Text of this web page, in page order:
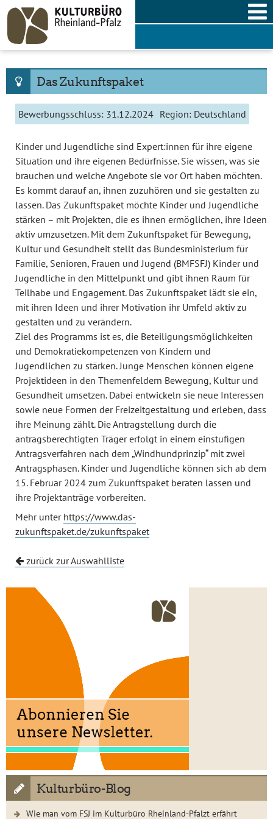
Skip
content
Das Zukunftspaket
Bewerbungsschluss: 31.12.2024 Region: Deutschland
Kinder und Jugendliche sind Expert:innen für ihre eigene
Situation und ihre eigenen Bedürfnisse. Sie wissen, was sie
brauchen und welche Angebote sie vor Ort haben möchten.
Es kommt darauf an, ihnen zuzuhören und sie gestalten zu
lassen. Das Zukunftspaket möchte Kinder und Jugendliche
stärken – mit Projekten, die es ihnen ermöglichen, ihre Ideen
aktiv umzusetzen. Mit dem Zukunftspaket für Bewegung,
Kultur und Gesundheit stellt das Bundesministerium für
Familie, Senioren, Frauen und Jugend (BMFSFJ) Kinder und
Jugendliche in den Mittelpunkt und gibt ihnen Raum für
Teilhabe und Engagement. Das Zukunftspaket lädt sie ein,
mit ihren Ideen und ihrer Motivation ihr Umfeld aktiv zu
gestalten und zu verändern.
Ziel des Programms ist es, die Beteiligungsmöglichkeiten
und Demokratiekompetenzen von Kindern und
Jugendlichen zu stärken. Junge Menschen können eigene
Projektideen in den Themenfeldern Bewegung, Kultur und
Gesundheit umsetzen. Dabei entwickeln sie neue Interessen
sowie neue Formen der Freizeitgestaltung und erleben, dass
ihre Meinung zählt. Die Antragstellung durch die
antragsberechtigten Träger erfolgt in einem einstufigen
Antragsverfahren nach dem „Windhundprinzip“ mit zwei
Antragsphasen. Kinder und Jugendliche können sich ab dem
15. Februar 2024 zum Zukunftspaket beraten lassen und
ihre Projektanträge vorbereiten.
Mehr unter https://www.das-
zukunftspaket.de/zukunftspaket
zurück zur Auswahlliste
Kulturbüro-Blog
Wie man vom FSJ im Kulturbüro Rheinland-Pfalzt erfährt